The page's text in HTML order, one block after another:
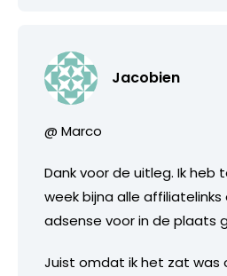
Jacobien
@ Marco
Dank voor de uitleg. Ik heb
week bijna alle
adsense voor in de plaats
Juist omdat ik het zat was